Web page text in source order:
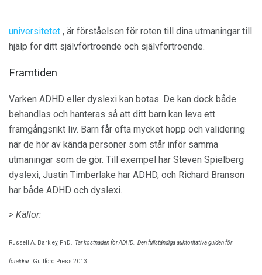
universitetet , är förståelsen för roten till dina utmaningar till
hjälp för ditt självförtroende och självförtroende.
Framtiden
Varken ADHD eller dyslexi kan botas. De kan dock både
behandlas och hanteras så att ditt barn kan leva ett
framgångsrikt liv. Barn får ofta mycket hopp och validering
när de hör av kända personer som står inför samma
utmaningar som de gör. Till exempel har Steven Spielberg
dyslexi, Justin Timberlake har ADHD, och Richard Branson
har både ADHD och dyslexi.
> Källor:
Russell A. Barkley, PhD. Tar kostnaden för ADHD. Den fullständiga auktoritativa guiden för
föräldrar. Guilford Press 2013.